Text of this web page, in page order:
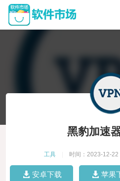
黑豹加速
工具 时间：2023-12-22
安卓下载 苹果